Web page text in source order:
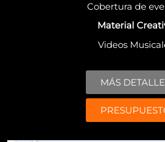
Cobertura de
Material
Videos
MÁS